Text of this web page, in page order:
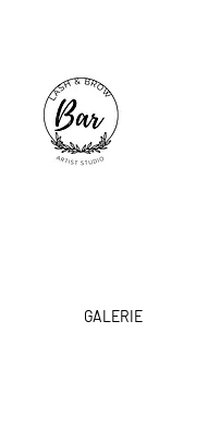
GALERIE